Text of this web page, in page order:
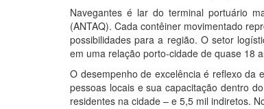
Navegantes é lar do terminal portuário
(ANTAQ). Cada contêiner movimentado
possibilidades para a região. O setor
em uma relação porto-cidade de quase 18
O desempenho de excelência é reflexo da
pessoas locais e sua capacitação dentro
residentes na cidade – e 5,5 mil indiretos.